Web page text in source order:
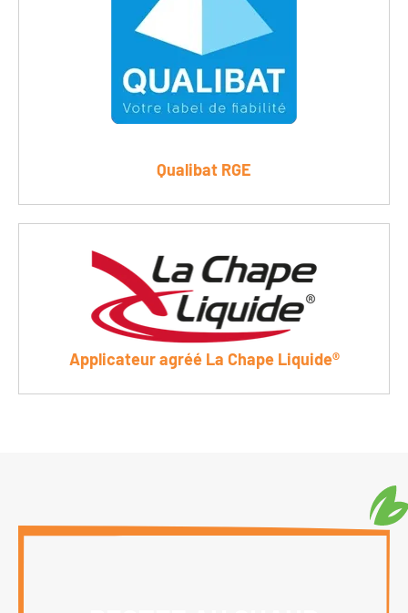
Qualibat RGE
Applicateur agréé La Chape Liquide®